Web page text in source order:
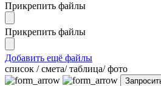
Прикрепить файлы
Прикрепить файлы
Добавить ещё файлы
cписок / смета/ таблица/ фото